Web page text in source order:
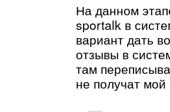
На данном
sportalk в
вариант дать
отзывы в
там
не получат мой